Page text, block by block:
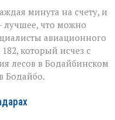
на
земле — это
главное»:
найдены
пилоты
пропавшего
самолёта
минута на счету, и
лучшее, что можно
авиационного
который исчез с
лесов в Бодайбинском
Бодайбо.